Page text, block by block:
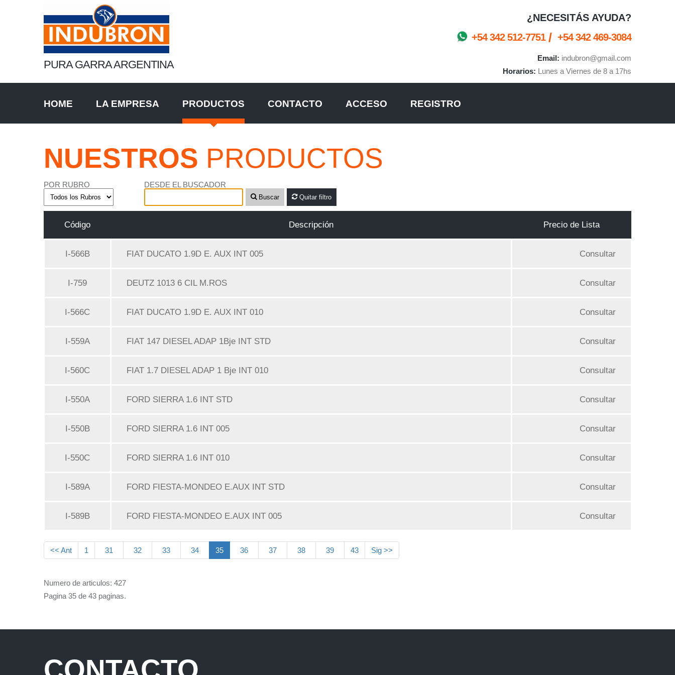
PURA GARRA ARGENTINA
¿NECESITÁS AYUDA?
+54 342 512-7751/ +54 342 469-3084
Email: indubron@gmail.com
Horarios: Lunes a Viernes de 8 a 17hs
HOME LA EMPRESA PRODUCTOS CONTACTO ACCESO REGISTRO
NUESTROS PRODUCTOS
POR RUBRO DESDE EL BUSCADOR
Buscar Quitar filtro
Código Descripción Precio de Lista
I-566B FIAT DUCATO 1.9D E. AUX INT 005 Consultar
I-759 DEUTZ 1013 6 CIL M.ROS Consultar
I-566C FIAT DUCATO 1.9D E. AUX INT 010 Consultar
I-559A FIAT 147 DIESEL ADAP 1Bje INT STD Consultar
I-560C FIAT 1.7 DIESEL ADAP 1 Bje INT 010 Consultar
I-550A FORD SIERRA 1.6 INT STD Consultar
I-550B FORD SIERRA 1.6 INT 005 Consultar
I-550C FORD SIERRA 1.6 INT 010 Consultar
I-589A FORD FIESTA-MONDEO E.AUX INT STD Consultar
I-589B FORD FIESTA-MONDEO E.AUX INT 005 Consultar
<< Ant 1 31 32 33 34 35 36 37 38 39 43 Sig >>
Numero de articulos: 427
Pagina 35 de 43 paginas.